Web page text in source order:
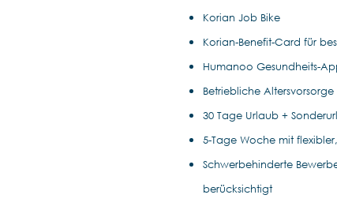
Korian Job Bike
Korian-Benefit-Card für
Humanoo Gesundheits-
Betriebliche
30 Tage Urlaub +
5-Tage Woche mit
Schwerbehinderte
berücksichtigt